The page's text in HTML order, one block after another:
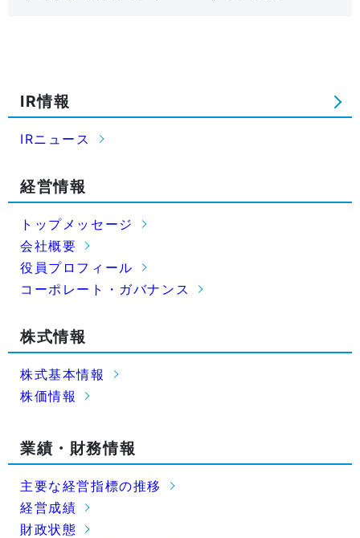
IR情報
IRニュース
経営情報
トップメッセージ
会社概要
役員プロフィール
コーポレート・ガバナンス
株式情報
株式基本情報
株価情報
業績・財務情報
主要な経営指標の推移
経営成績
財政状態